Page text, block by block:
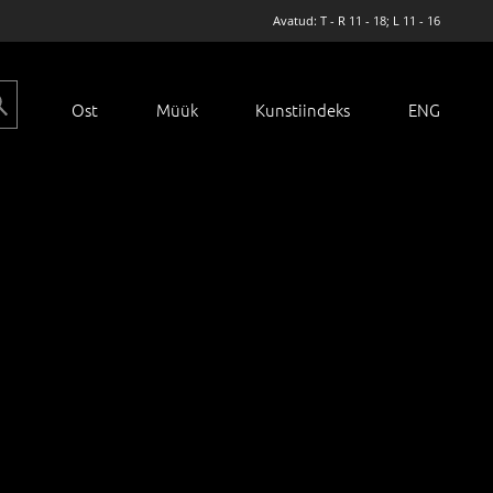
Avatud: T - R 11 - 18; L 11 - 16
Ost Müük Kunstiindeks ENG